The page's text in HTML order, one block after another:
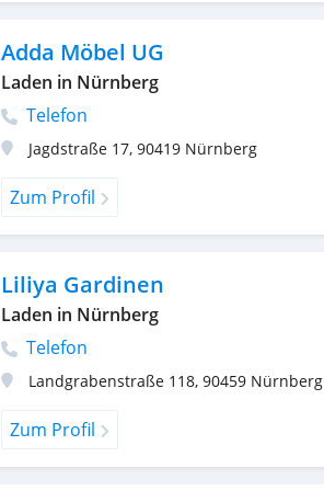
Adda Möbel UG
Laden in Nürnberg
Telefon
Jagdstraße 17, 90419 Nürnberg
Zum Profil
Liliya Gardinen
Laden in Nürnberg
Telefon
Landgrabenstraße 118, 90459 Nürnberg
Zum Profil